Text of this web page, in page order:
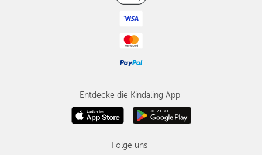
Entdecke die Kindaling App
Folge uns